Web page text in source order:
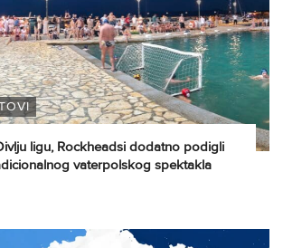
ligu, Rockheadsi dodatno podigli
vaterpolskog spektakla